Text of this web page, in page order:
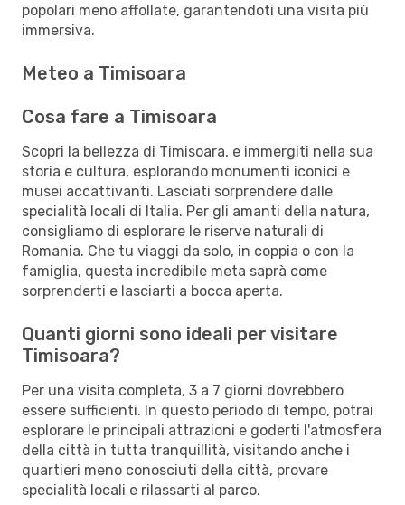
popolari meno affollate, garantendoti una visita più
immersiva.
Meteo a Timisoara
Cosa fare a Timisoara
Scopri la bellezza di Timisoara, e immergiti nella sua
storia e cultura, esplorando monumenti iconici e
musei accattivanti. Lasciati sorprendere dalle
specialità locali di Italia. Per gli amanti della natura,
consigliamo di esplorare le riserve naturali di
Romania. Che tu viaggi da solo, in coppia o con la
famiglia, questa incredibile meta saprà come
sorprenderti e lasciarti a bocca aperta.
Quanti giorni sono ideali per visitare
Timisoara?
Per una visita completa, 3 a 7 giorni dovrebbero
essere sufficienti. In questo periodo di tempo, potrai
esplorare le principali attrazioni e goderti l'atmosfera
della città in tutta tranquillità, visitando anche i
quartieri meno conosciuti della città, provare
specialità locali e rilassarti al parco.